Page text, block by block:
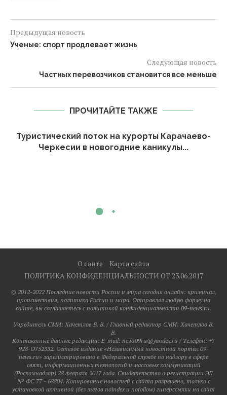
Предыдущая новость
Ученые: спорт продлевает жизнь
Следующая новость
Частных перевозчиков становится все меньше
ПРОЧИТАЙТЕ ТАКЖЕ
Туристический поток на курорты Карачаево-
Черкесии в новогодние каникулы...
О сайте
Карта сайта
ПОЛИТИКА КОНФИДЕНЦИАЛЬНОСТИ ОТ 23.06.2017
© 2012-2022 Последние новости России и мира сегодня онлайн: криминал,
происшествия, политика России и мира. Отправляя любую форму на
сайте, вы соглашаетесь с политикой конфиденциальности 09-news.ru.
Учредитель СМИ: Хaчeтлoв B. B. / Главный редактор СМИ: Хaчeтлoв B.
B.
Контактные данные редакции: E-mail: news09ru@yandex.ru / Телефон: +7
928-O752332. Сетевое издание «Независимый новостной портал 09-
news.ru» зарегистрировано в Федеральной службе по надзору в сфере
связи, информационных технологий и массовых коммуникаций
(Роскомнадзор) 28 февраля 2017 года. Свидетельство о регистрации ЭЛ
№ ФС 77 - 68804. Копирование новостей с сайта разрешено, только с
установкой активной (без тегов noindex и nofollow) гиперссылки на сайт